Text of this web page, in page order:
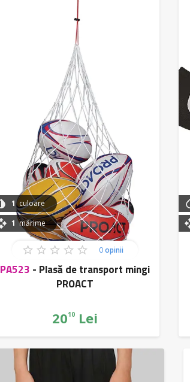
0opinii
1 mărime
1culoare
PA523 - Plasă de transport mingi
PROACT
2010Lei